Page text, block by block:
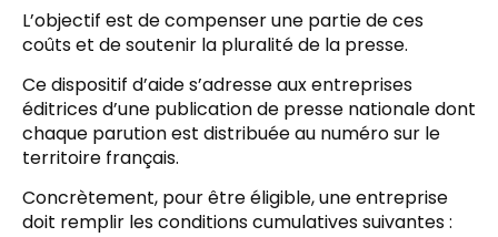
L’objectif est de compenser une partie de ces
coûts et de soutenir la pluralité de la presse.
Ce dispositif d’aide s’adresse aux entreprises
éditrices d’une publication de presse nationale dont
chaque parution est distribuée au numéro sur le
territoire français.
Concrètement, pour être éligible, une entreprise
doit remplir les conditions cumulatives suivantes :